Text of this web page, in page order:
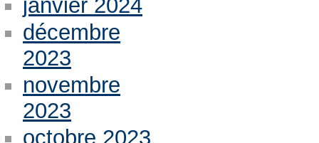
janvier 2024
décembre
2023
novembre
2023
octobre 2023